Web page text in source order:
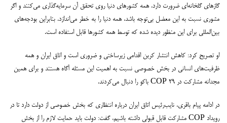
گازهای گلخانه‌ای ضرورت دارد، همه کشورهای دنیا روی تحقق آن سرمایه‌گذاری می‌کنند و اگر
مشوری نسبت به این معضل بی‌توجه باشد، همه دنیا را به خطر می‌اندازد. بنابراین بودجه‌های
بین‌المللی برای این منظور دیده شده که توسط همه کشورها قابل استفاده است.
او تصریح کرد: کاهش انتشار کربن اقدامی زیرساختی و ضروری است و اتاق ایران و همه
ظرفیت‌های انسانی در بخش خصوصی نسبت به اهمیت این مسئله آگاه هستند و برای همین
مجدانه مشارکت در COP 29 باکو را دنبال می‌کردند.
در ادامه پیام باقری، نایب‌رئیس اتاق ایران درباره انتظاری که بخش خصوصی از دولت دارد تا در
رویداد COP مشارکت قابل قبولی داشته باشیم، گفت: دولت باید حمایت لازم را از بخش